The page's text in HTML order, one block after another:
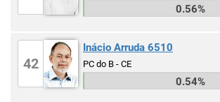
0.56%
42
Inácio Arruda 6510
PC do B - CE
0.54%